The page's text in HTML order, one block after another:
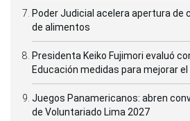
Poder Judicial acelera apertura de
de alimentos
Presidenta Keiko Fujimori evaluó
Educación medidas para mejorar
Juegos Panamericanos: abren
de Voluntariado Lima 2027